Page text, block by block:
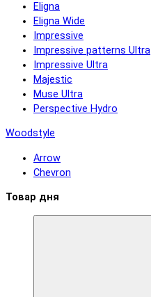
Eligna
Eligna Wide
Impressive
Impressive patterns Ultra
Impressive Ultra
Majestic
Muse Ultra
Perspective Hydro
Woodstyle
Arrow
Chevron
Товар дня